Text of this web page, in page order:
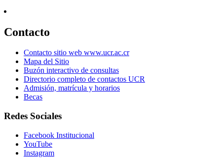
Contacto
Contacto sitio web www.ucr.ac.cr
Mapa del Sitio
Buzón interactivo de consultas
Directorio completo de contactos UCR
Admisión, matrícula y horarios
Becas
Redes Sociales
Facebook Institucional
YouTube
Instagram